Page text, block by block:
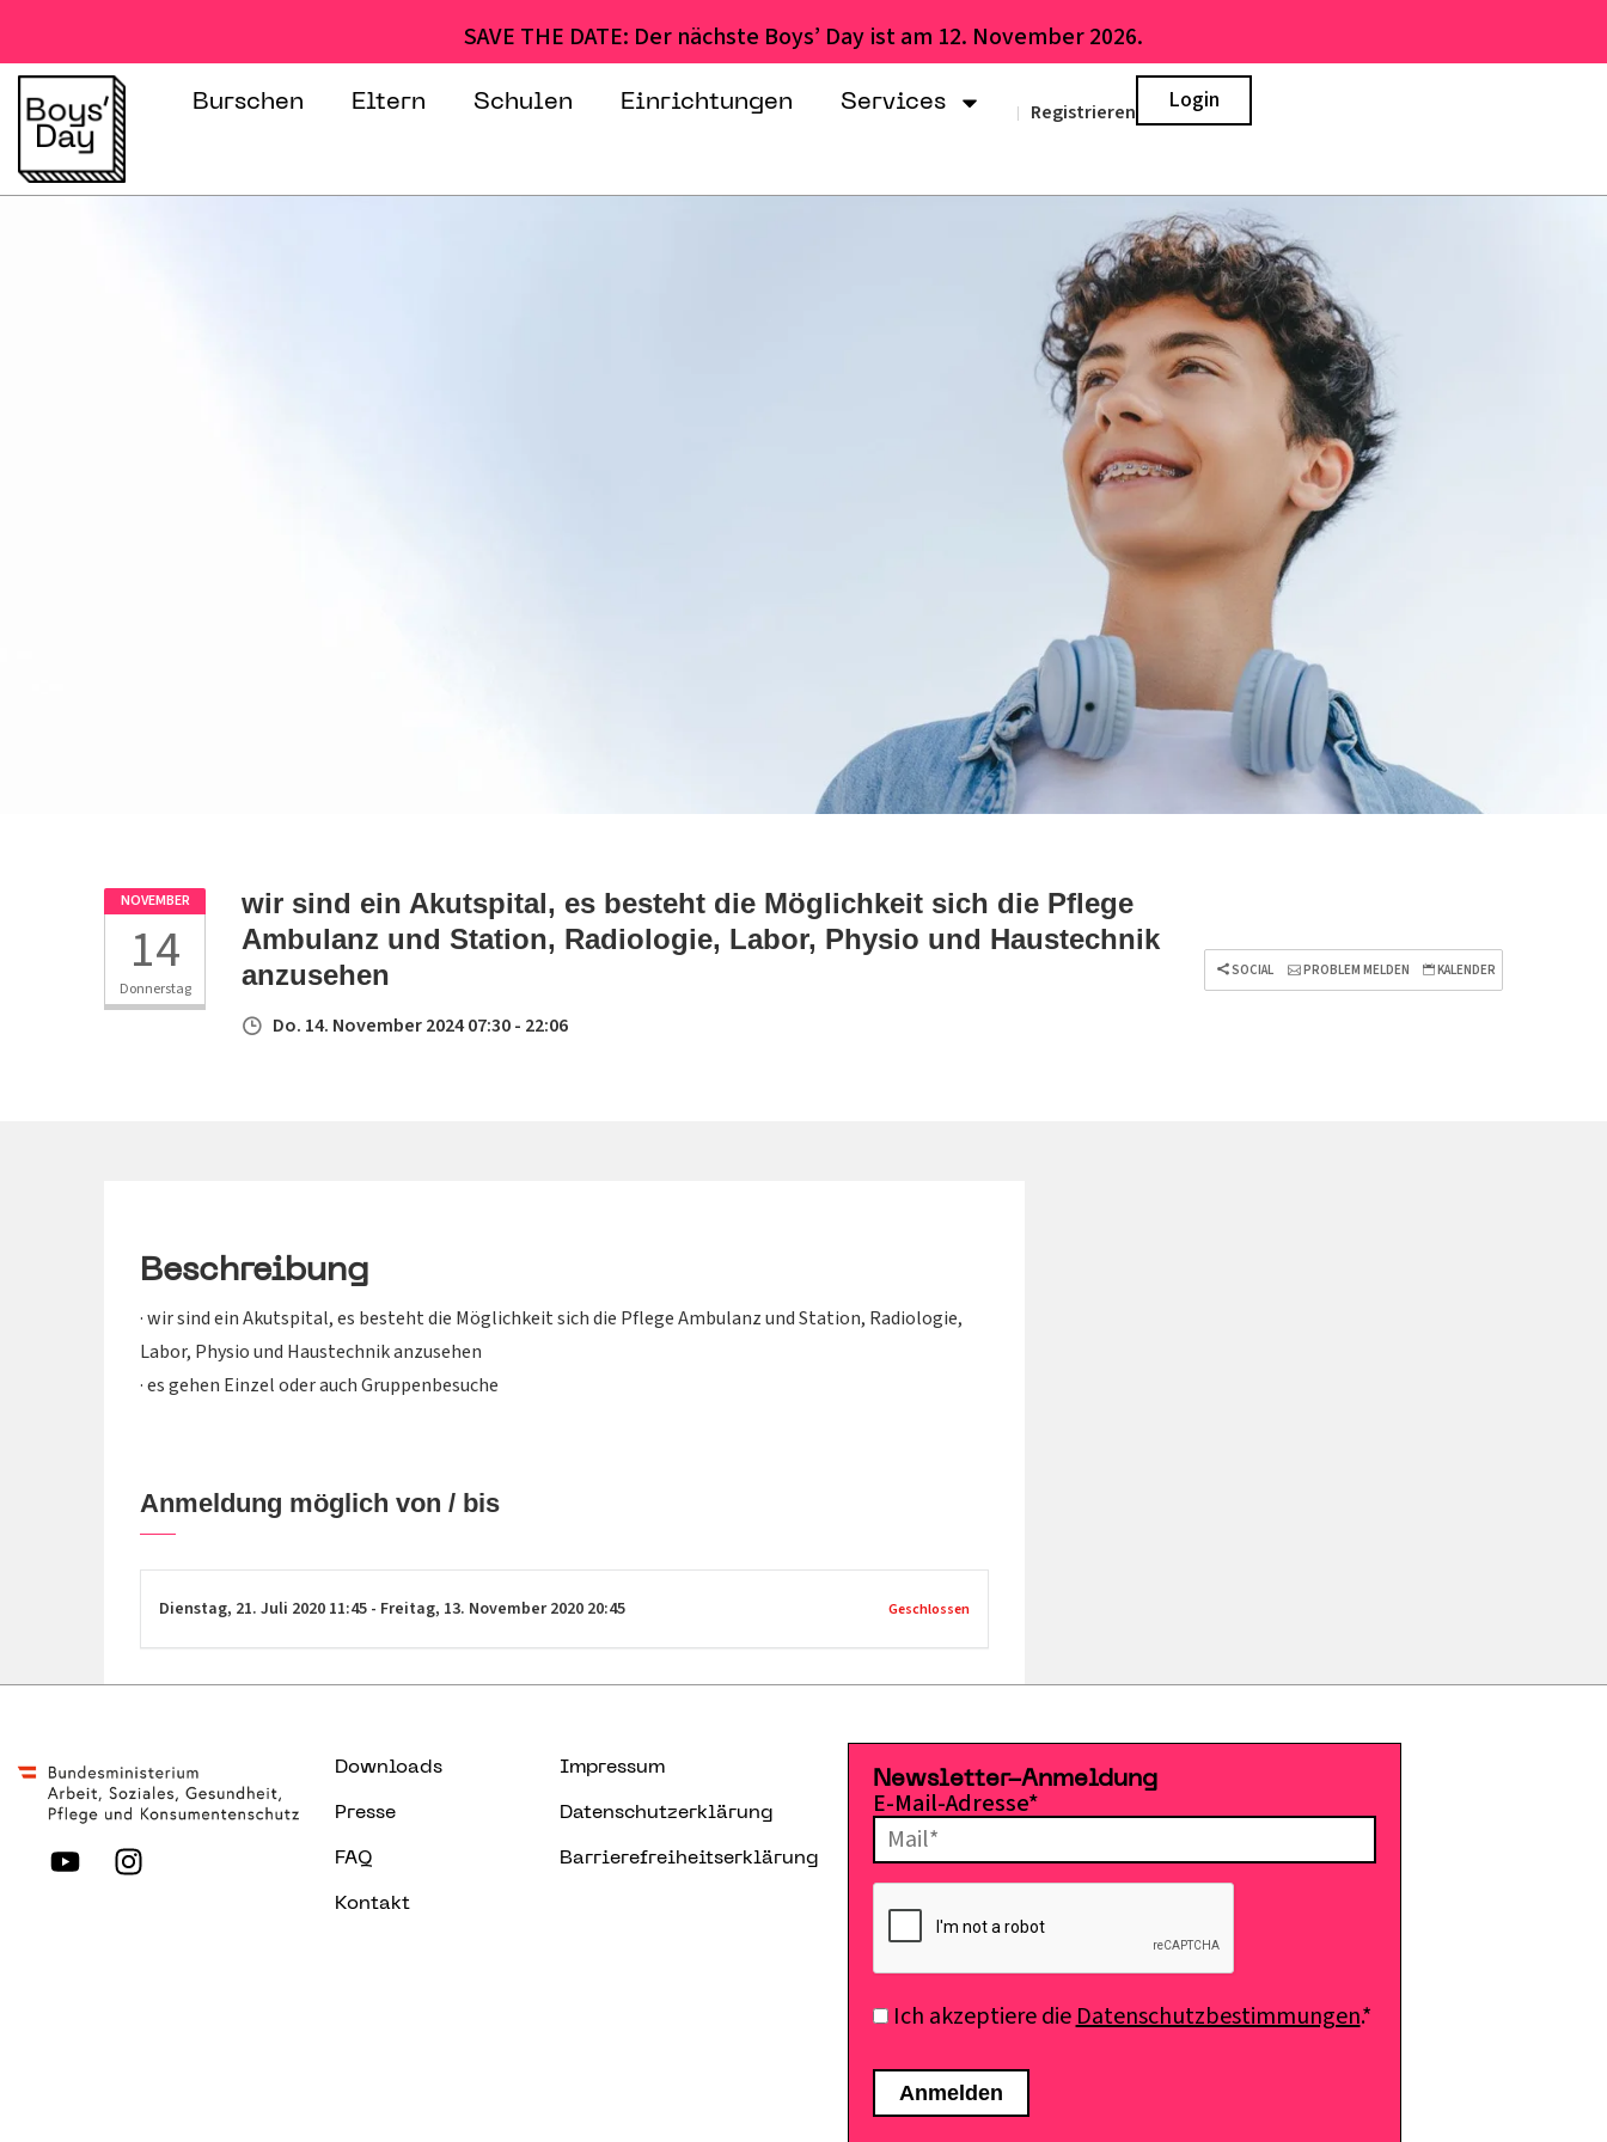
SAVE THE DATE: Der nächste Boys’ Day ist am 12. November 2026.
Burschen Eltern Schulen Einrichtungen Services | Registrieren Login
NOVEMBER
14
Donnerstag
wir sind ein Akutspital, es besteht die Möglichkeit sich die Pflege
Ambulanz und Station, Radiologie, Labor, Physio und Haustechnik
anzusehen
Do. 14. November 2024 07:30 - 22:06
SOCIAL PROBLEM MELDEN KALENDER
Beschreibung
· wir sind ein Akutspital, es besteht die Möglichkeit sich die Pflege Ambulanz und Station, Radiologie,
Labor, Physio und Haustechnik anzusehen
· es gehen Einzel oder auch Gruppenbesuche
Anmeldung möglich von / bis
Dienstag, 21. Juli 2020 11:45 - Freitag, 13. November 2020 20:45 Geschlossen
Downloads
Presse
FAQ
Kontakt
Impressum
Datenschutzerklärung
Barrierefreiheitserklärung
Newsletter-Anmeldung
E-Mail-Adresse*
Ich akzeptiere dieDatenschutzbestimmungen.*